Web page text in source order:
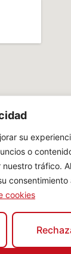
su
o
tráfico.
consentimiento
cookies